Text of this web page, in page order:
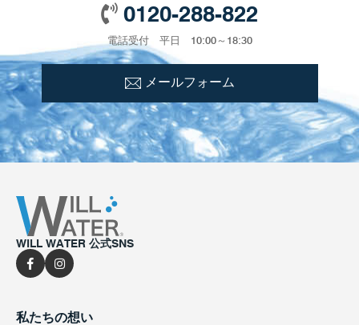
0120-288-822
電話受付 平日 10:00～18:30
メールフォーム
WILL WATER 公式SNS
私たちの想い